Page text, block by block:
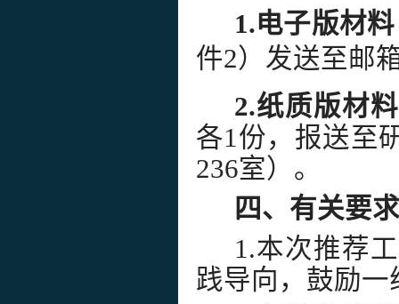
1.电子版材
件2）发送至邮
2.纸质版材
各1份，报送至
236室）。
四、有关要求
1.本次推荐
践导向，鼓励